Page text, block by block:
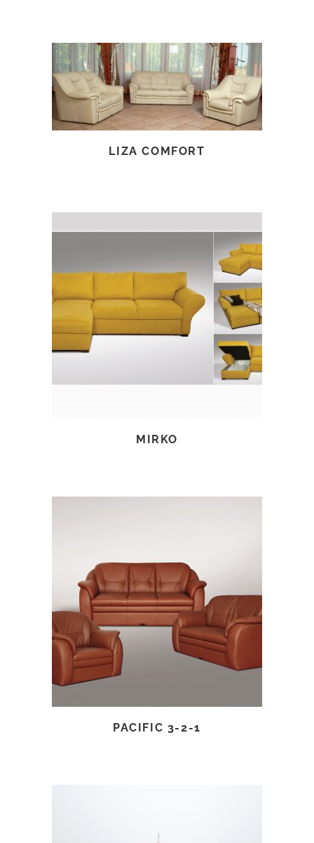
TOVÁBB OLVASOM
LIZA COMFORT
TOVÁBB OLVASOM
MIRKO
TOVÁBB OLVASOM
PACIFIC 3-2-1